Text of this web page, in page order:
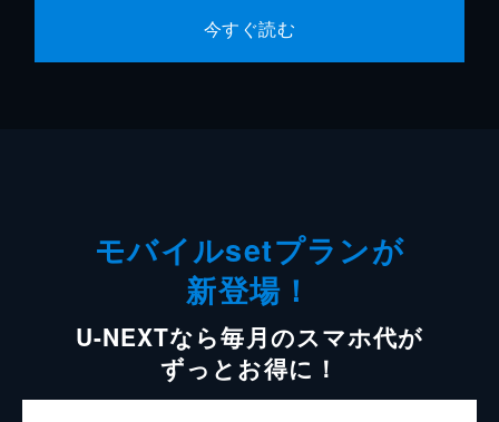
今すぐ読む
モバイルsetプランが
新登場！
U-NEXTなら毎月のスマホ代が
ずっとお得に！